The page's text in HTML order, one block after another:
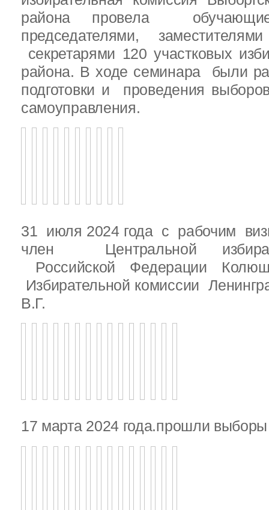
района провела
председателями,
секретарями 120 участковых
района. В ходе семинара были
подготовки и проведения
самоуправления.
31 июля 2024 года с рабочим
член Центральной
Российской Федерации
Избирательной комиссии
В.Г.
17 марта 2024 года.прошли